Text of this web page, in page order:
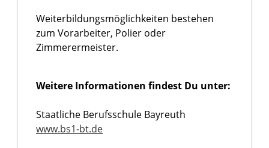
Weiterbildungsmöglichkeiten bestehen
zum Vorarbeiter, Polier oder
Zimmerermeister.
Weitere Informationen findest Du unter:
Staatliche Berufsschule Bayreuth
www.bs1-bt.de